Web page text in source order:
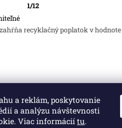
a reklám, poskytovanie
a analýzu návštevnosti
Viac informáciítu.
1/12
recyklačný poplatok v hodnote
cookies